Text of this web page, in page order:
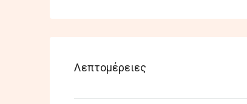
Λεπτομέρειες